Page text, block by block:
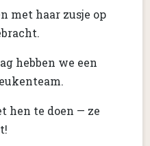
met haar zusje op
hebben we een
hen te doen — ze